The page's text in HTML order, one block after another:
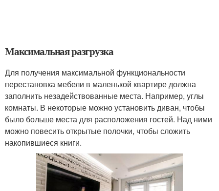
Максимальная разгрузка
Для получения максимальной функциональности
перестановка мебели в маленькой квартире должна
заполнить незадействованные места. Например, углы
комнаты. В некоторые можно установить диван, чтобы
было больше места для расположения гостей. Над ними
можно повесить открытые полочки, чтобы сложить
накопившиеся книги.